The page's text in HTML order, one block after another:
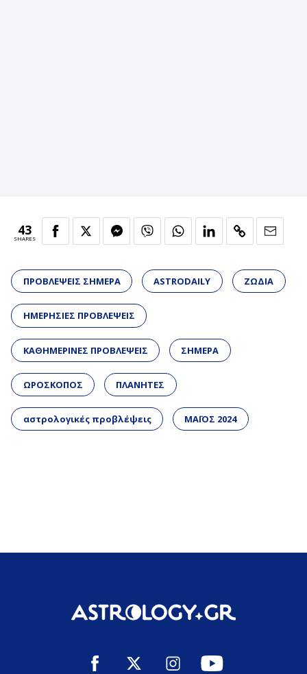
43
SHARES
ΠΡΟΒΛΕΨΕΙΣ ΣΗΜΕΡΑ ASTRODAILY ΖΩΔΙΑ
ΗΜΕΡΗΣΙΕΣ ΠΡΟΒΛΕΨΕΙΣ
ΚΑΘΗΜΕΡΙΝΕΣ ΠΡΟΒΛΕΨΕΙΣ ΣΗΜΕΡΑ
ΩΡΟΣΚΟΠΟΣ ΠΛΑΝΗΤΕΣ
αστρολογικές προβλέψεις ΜΑΪΟΣ 2024